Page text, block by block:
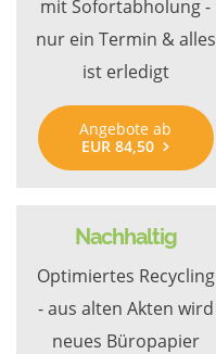
mit Sofortabholung -
nur ein Termin & alles
ist erledigt
Angebote ab
EUR 84,50
Nachhaltig
Optimiertes Recycling
- aus alten Akten wird
neues Büropapier